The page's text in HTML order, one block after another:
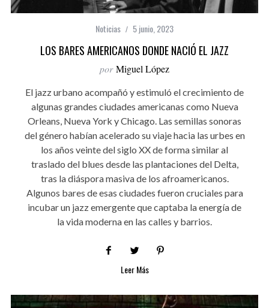
Noticias 5 junio, 2023
LOS BARES AMERICANOS DONDE NACIÓ EL JAZZ
por Miguel López
El jazz urbano acompañó y estimuló el crecimiento de
algunas grandes ciudades americanas como Nueva
Orleans, Nueva York y Chicago. Las semillas sonoras
del género habían acelerado su viaje hacia las urbes en
los años veinte del siglo XX de forma similar al
traslado del blues desde las plantaciones del Delta,
tras la diáspora masiva de los afroamericanos.
Algunos bares de esas ciudades fueron cruciales para
incubar un jazz emergente que captaba la energía de
la vida moderna en las calles y barrios.
Leer Más